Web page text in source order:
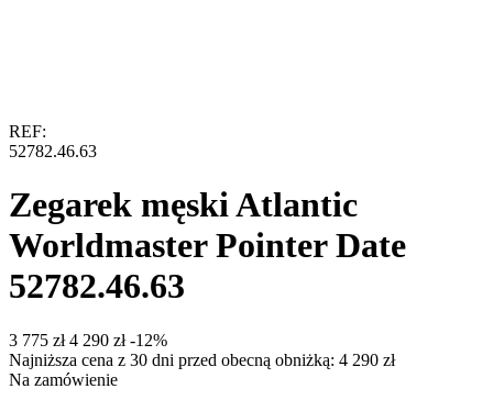
REF:
52782.46.63
Zegarek męski Atlantic
Worldmaster Pointer Date
52782.46.63
‍3 775‍ zł ‍4 290‍ zł -12%
Najniższa cena z 30 dni przed obecną obniżką: 4 290 zł
Na zamówienie